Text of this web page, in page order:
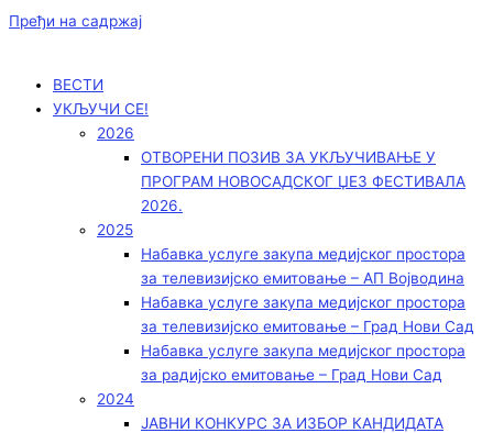
Пређи на садржај
ВЕСТИ
УКЉУЧИ СЕ!
2026
ОТВОРЕНИ ПОЗИВ ЗА УКЉУЧИВАЊЕ У
ПРОГРАМ НОВОСАДСКОГ ЏЕЗ ФЕСТИВАЛА
2026.
2025
Набавка услуге закупа медијског простора
за телевизијско емитовање – АП Војводинa
Набавка услуге закупа медијског простора
за телевизијско емитовање – Град Нови Сад
Набавка услуге закупа медијског простора
за радијско емитовање – Град Нови Сад
2024
ЈАВНИ КОНКУРС ЗА ИЗБОР КАНДИДАТА